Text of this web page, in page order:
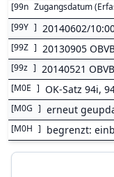
[99n Zugangsdatum
[99Y ] 20140602/
[99Z ] 20130905
[99z ] 20140521 OBVB
[M0E ] OK-Satz 94i,
[M0G ] erneut
[M0H ] begrenzt: